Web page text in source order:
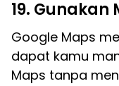
19.
Google Maps
dapat kamu
Maps tanpa